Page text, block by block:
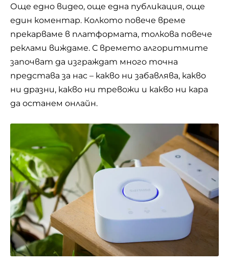
Още едно видео, още една публикация, още
един коментар. Колкото повече време
прекарваме в платформата, толкова повече
реклами виждаме. С времето алгоритмите
започват да изграждат много точна
представа за нас – какво ни забавлява, какво
ни дразни, какво ни тревожи и какво ни кара
да останем онлайн.